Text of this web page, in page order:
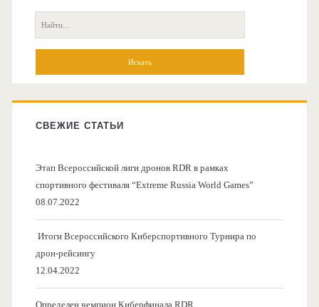
колонка
Поиск:
СВЕЖИЕ СТАТЬИ
Этап Всероссийской лиги дронов RDR в рамках
спортивного фестиваля “Extreme Russia World Games”
08.07.2022
Итоги Всероссийского Киберспортивного Турнира по
дрон-рейсингу
12.04.2022
Определен чемпион Киберфинала RDR